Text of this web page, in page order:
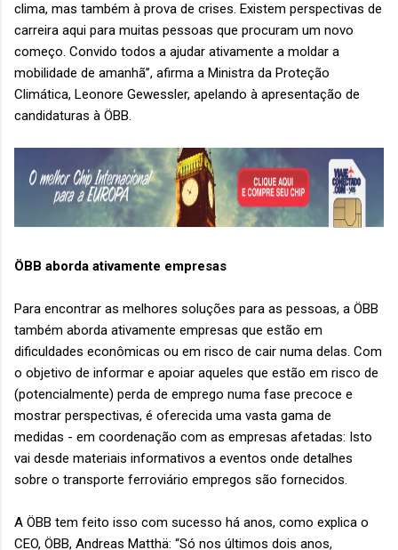
clima, mas também à prova de crises. Existem perspectivas de
carreira aqui para muitas pessoas que procuram um novo
começo. Convido todos a ajudar ativamente a moldar a
mobilidade de amanhã”, afirma a Ministra da Proteção
Climática, Leonore Gewessler, apelando à apresentação de
candidaturas à ÖBB.
ÖBB aborda ativamente empresas
Para encontrar as melhores soluções para as pessoas, a ÖBB
também aborda ativamente empresas que estão em
dificuldades econômicas ou em risco de cair numa delas. Com
o objetivo de informar e apoiar aqueles que estão em risco de
(potencialmente) perda de emprego numa fase precoce e
mostrar perspectivas, é oferecida uma vasta gama de
medidas - em coordenação com as empresas afetadas: Isto
vai desde materiais informativos a eventos onde detalhes
sobre o transporte ferroviário empregos são fornecidos.
A ÖBB tem feito isso com sucesso há anos, como explica o
CEO, ÖBB, Andreas Matthä: “Só nos últimos dois anos,